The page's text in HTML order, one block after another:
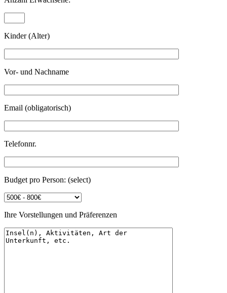
Kinder (Alter)
Vor- und Nachname
Email (obligatorisch)
Telefonnr.
Budget pro Person: (select)
Ihre Vorstellungen und Präferenzen